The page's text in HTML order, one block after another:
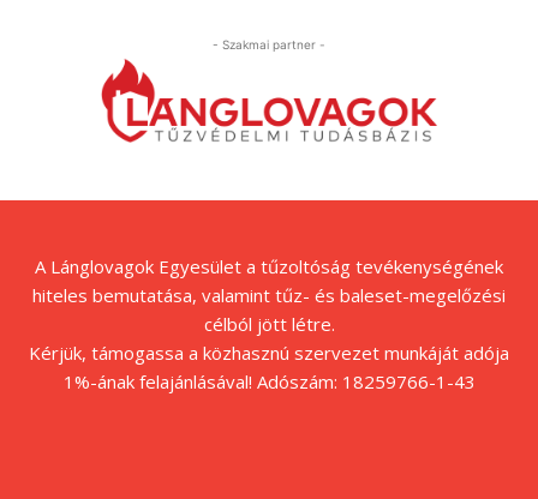
- Szakmai partner -
A Lánglovagok Egyesület a tűzoltóság tevékenységének
hiteles bemutatása, valamint tűz- és baleset-megelőzési
célból jött létre.
Kérjük, támogassa a közhasznú szervezet munkáját adója
1%-ának felajánlásával! Adószám: 18259766-1-43